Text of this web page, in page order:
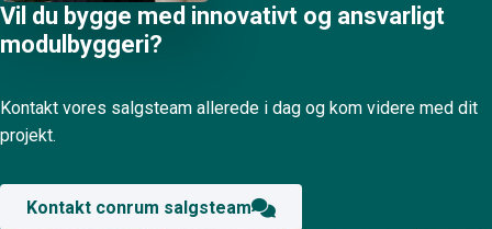
Vil du bygge med innovativt og ansvarligt
modulbyggeri?
Kontakt vores salgsteam allerede i dag og kom videre med dit
projekt.
Kontakt conrum salgsteam